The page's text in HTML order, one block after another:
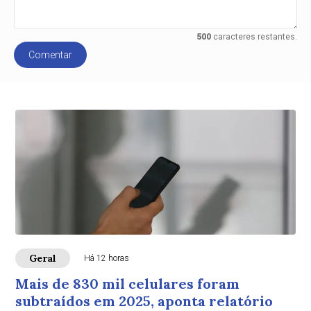
500caracteres restantes.
Comentar
Geral Há 12 horas
Mais de 830 mil celulares foram
subtraídos em 2025, aponta relatório